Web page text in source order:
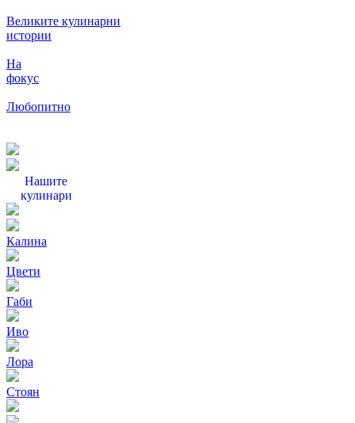
Великите кулинарни
истории
На
фокус
Любопитно
Нашите
кулинари
Калина
Цвети
Габи
Иво
Лора
Стоян